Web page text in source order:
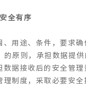
全有序
、用途、条件，要求
原则，承担数据提供
据接收后的安全管理
制度，采取必要安全